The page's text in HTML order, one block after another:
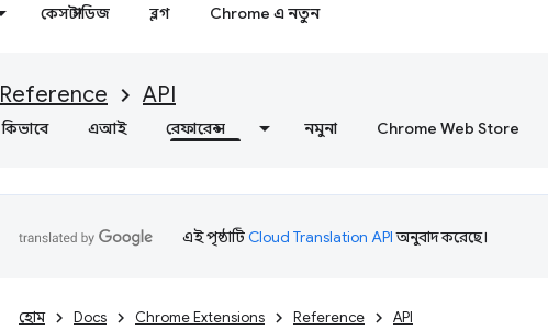
কেস স্টাডিজ ব্লগ Chrome এ নতুন
Reference API
কিভাবে এআই রেফারেন্স নমুনা Chrome Web Store
এই পৃষ্ঠাটিCloud Translation APIঅনুবাদ করেছে।
হোম Docs Chrome Extensions Reference API